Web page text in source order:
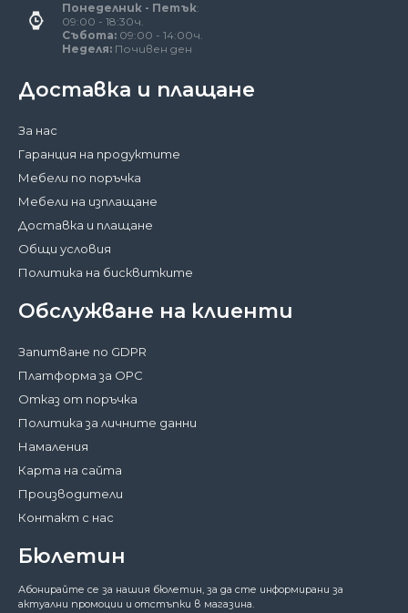
За да работи този сайт както трябва,
Понеделник - Петък:
09:00 - 18:30ч.
Събота: 09:00 - 14:00ч.
Неделя: Почивен ден
Доставка и плащане
За нас
Гаранция на продуктите
Мебели по поръчка
Мебели на изплащане
Доставка и плащане
Общи условия
Политика на бисквитките
Обслужване на клиенти
Запитване по GDPR
Платформа за ОРС
Отказ от поръчка
Политика за личните данни
Намаления
Карта на сайта
Производители
Контакт с нас
Бюлетин
Абонирайте се за нашия бюлетин, за да сте информирани за
актуални промоции и отстъпки в магазина.